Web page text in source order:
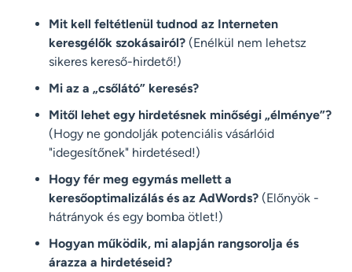
Mit kell feltétlenül tudnod az Interneten
keresgélők szokásairól? (Enélkül nem lehetsz
sikeres kereső-hirdető!)
Mi az a „csőlátó” keresés?
Mitől lehet egy hirdetésnek minőségi „élménye”?
(Hogy ne gondolják potenciális vásárlóid
"idegesítőnek" hirdetésed!)
Hogy fér meg egymás mellett a
keresőoptimalizálás és az AdWords? (Előnyök -
hátrányok és egy bomba ötlet!)
Hogyan működik, mi alapján rangsorolja és
árazza a hirdetéseid?